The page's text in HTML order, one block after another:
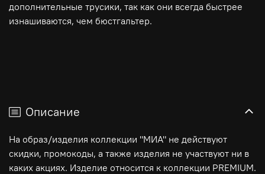
дополнительные трусики, так как они всегда быстрее
изнашиваются, чем бюстгальтер.
Описание
На образ/изделия коллекции "МИА" не действуют
скидки, промокоды, а также изделия не участвуют ни в
каких акциях. Изделие относится к коллекции PREMIUM.